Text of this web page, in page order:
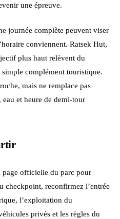
une épreuve.
journée complète peuvent viser
conviennent. Ratsek Hut,
plus haut relèvent du
complément touristique.
mais ne remplace pas
eau et heure de demi-tour
page officielle du parc pour
checkpoint, reconfirmez l’entrée
l’exploitation du
privés et les règles du